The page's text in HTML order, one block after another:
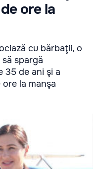
ore la
cu bărbaţii, o
spargă
35 de ani şi a
la manşa